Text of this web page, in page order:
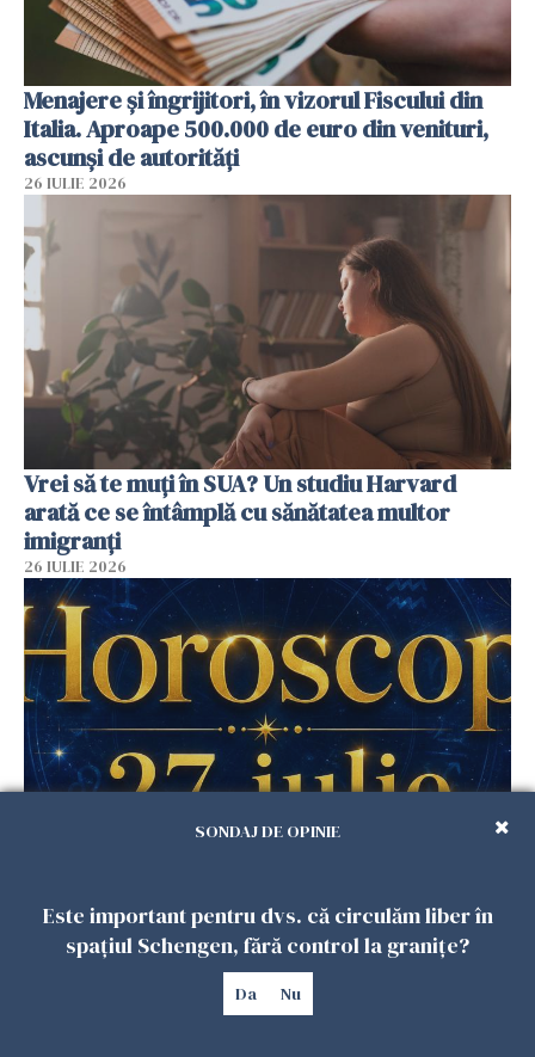
Menajere și îngrijitori, în vizorul Fiscului din
Italia. Aproape 500.000 de euro din venituri,
ascunși de autorități
26 IULIE 2026
Vrei să te muți în SUA? Un studiu Harvard
arată ce se întâmplă cu sănătatea multor
imigranți
26 IULIE 2026
neașteptate pentru unele zodii
26 IULIE 2026
SONDAJ DE OPINIE
Este important pentru dvs. că circulăm liber în
spațiul Schengen, fără control la granițe?
Da Nu